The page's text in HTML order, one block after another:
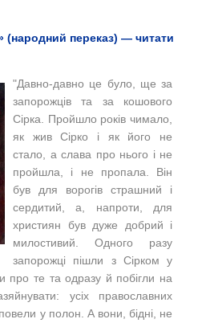
(народний переказ) — читати
"Давно-давно це було, ще за
запорожців та за кошового
Сірка. Пройшло років чимало,
як жив Сірко і як його не
стало, а слава про нього і не
пройшла, і не пропала. Він
був для ворогів страшний і
сердитий, а, напроти, для
християн був дуже добрий і
милостивий. Одного разу
запорожці пішли з Сірком у
про те та одразу й побігли на
усіх православних
у полон. А вони, бідні, не